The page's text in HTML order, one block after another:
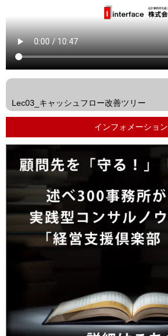
前
の
Lec03_キャッシュフロー改善ツリー
インフォメーション